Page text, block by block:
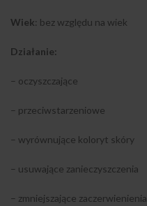
Wiek: bez względu na wiek
Działanie:
– oczyszczające
– przeciwstarzeniowe
– wyrównujące koloryt skóry
– usuwające zanieczyszczenia
– zmniejszające zaczerwienienia